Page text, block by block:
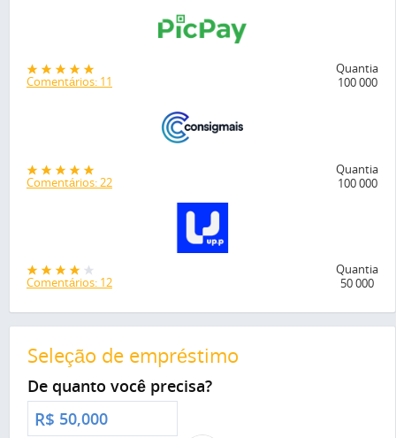
Comentários: 11
Quantia
100 000
Comentários: 22
Quantia
100 000
Comentários: 12
Quantia
50 000
Seleção de empréstimo
De quanto você precisa?
R$